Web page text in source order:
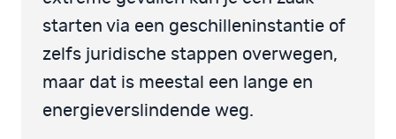
starten via een geschilleninstantie of
zelfs juridische stappen overwegen,
maar dat is meestal een lange en
energieverslindende weg.